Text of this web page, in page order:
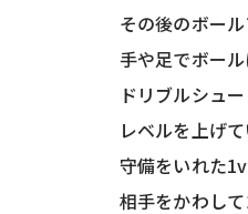
その後のボー
手や足でボール
ドリブルシュ
レベルを上げて
守備をいれた
相手をかわし